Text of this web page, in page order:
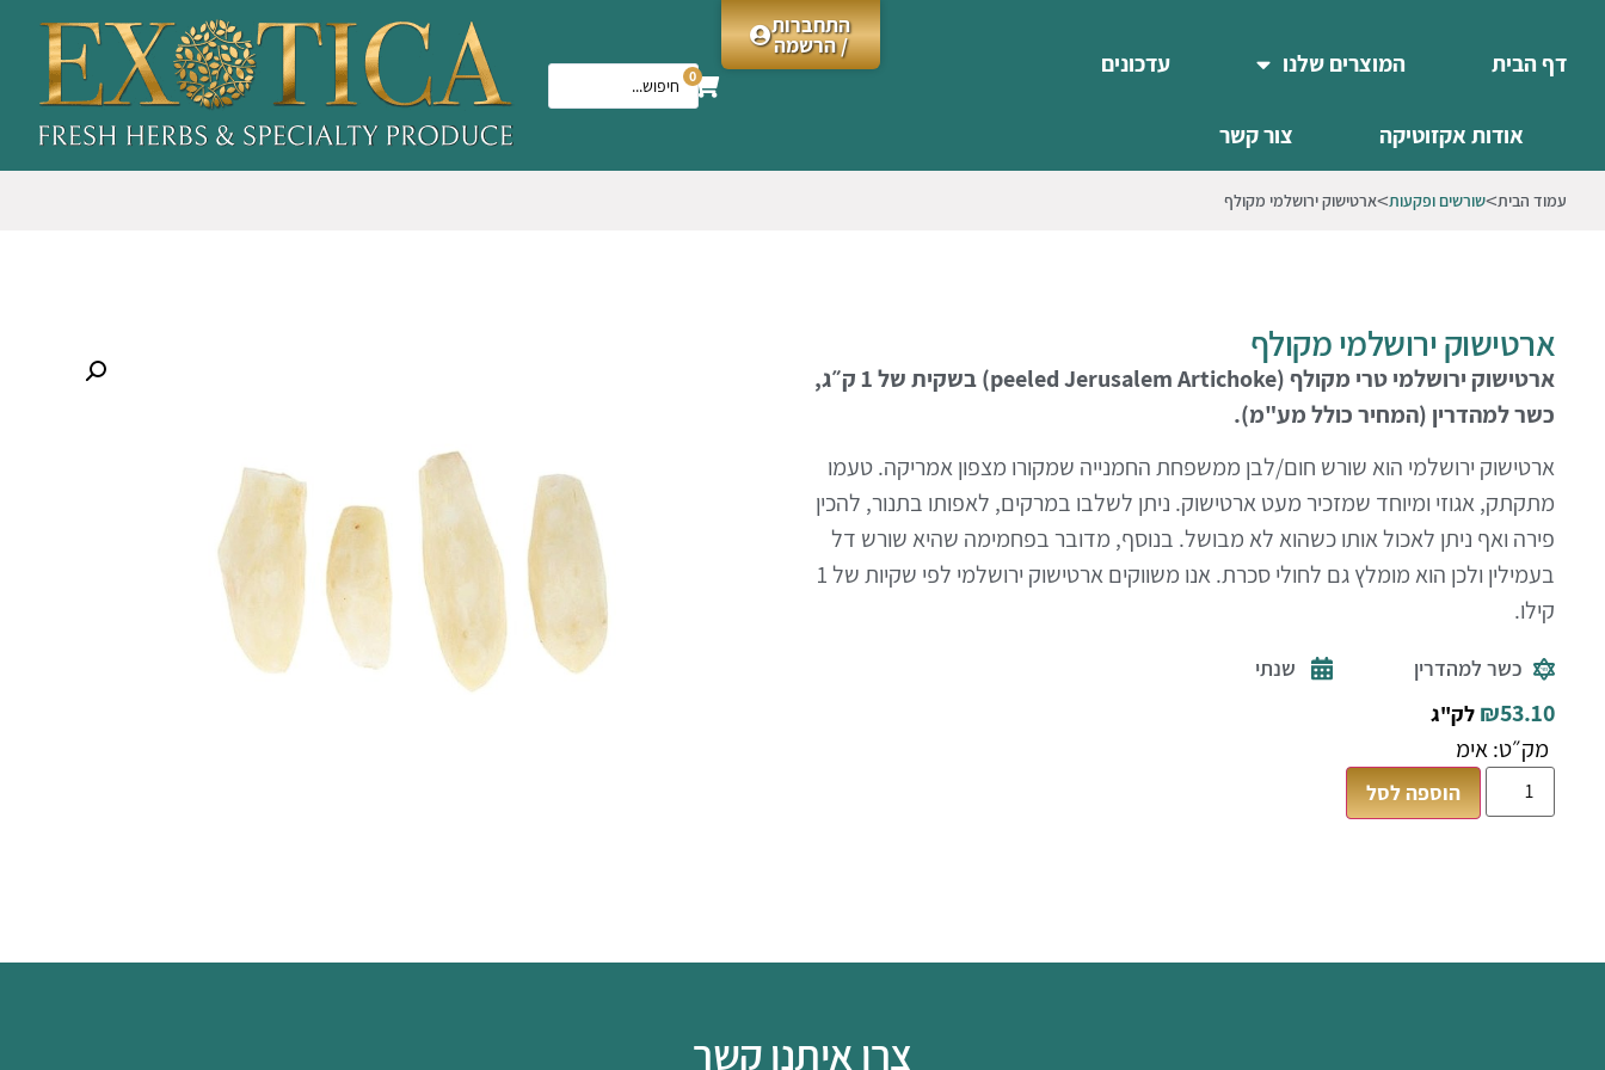
0
התחברות
/ הרשמה
דף הבית המוצרים שלנו עדכונים
אודות אקזוטיקה צור קשר
עמוד הבית שורשים ופקעות ארטישוק ירושלמי מקולף
ארטישוק ירושלמי מקולף
ארטישוק ירושלמי טרי מקולף(
(peeled Jerusalem Artichoke
בשקית של 1 ק״ג,
כשר למהדרין (המחיר כולל מע"מ).
ארטישוק ירושלמי הוא שורש חום/לבן ממשפחת החמנייה שמקורו מצפון אמריקה. טעמו
מתקתק, אגוזי ומיוחד שמזכיר מעט ארטישוק. ניתן לשלבו במרקים, לאפותו בתנור, להכין
פירה ואף ניתן לאכול אותו כשהוא לא מבושל. בנוסף, מדובר בפחמימה שהיא שורש דל
בעמילין ולכן הוא מומלץ גם לחולי סכרת.
אנו משווקים ארטישוק ירושלמי לפי שקיות של 1
קילו.
כשר למהדרין שנתי
₪53.10 לק"ג
מק״ט: אימ
הוספה לסל
צרו איתנו קשר